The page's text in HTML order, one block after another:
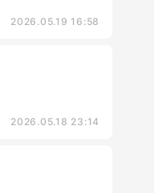
2026.05.19 16:58
2026.05.18 23:14